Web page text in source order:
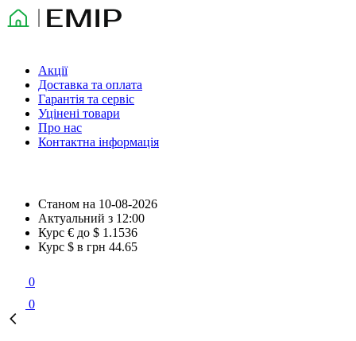
Акції
Доставка та оплата
Гарантія та сервіс
Уцінені товари
Про нас
Контактна інформація
Станом на 10-08-2026
Актуальний з 12:00
Курс € до $ 1.1536
Курс $ в грн 44.65
0
0